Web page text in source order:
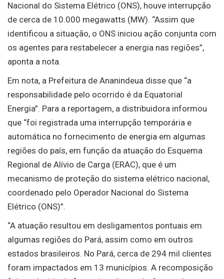
Nacional do Sistema Elétrico (ONS), houve interrupção
de cerca de 10.000 megawatts (MW). “Assim que
identificou a situação, o ONS iniciou ação conjunta com
os agentes para restabelecer a energia nas regiões”,
aponta a nota.
Em nota, a Prefeitura de Ananindeua disse que “a
responsabilidade pelo ocorrido é da Equatorial
Energia”. Para a reportagem, a distribuidora informou
que “foi registrada uma interrupção temporária e
automática no fornecimento de energia em algumas
regiões do país, em função da atuação do Esquema
Regional de Alívio de Carga (ERAC), que é um
mecanismo de proteção do sistema elétrico nacional,
coordenado pelo Operador Nacional do Sistema
Elétrico (ONS)”.
“A atuação resultou em desligamentos pontuais em
algumas regiões do Pará, assim como em outros
estados brasileiros. No Pará, cerca de 294 mil clientes
foram impactados em 13 municípios. A recomposição